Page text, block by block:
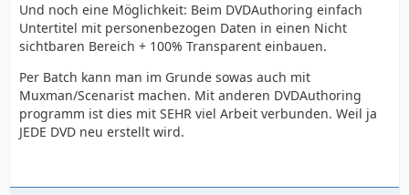
Und noch eine Möglichkeit: Beim DVDAuthoring einfach
Untertitel mit personenbezogen Daten in einen Nicht
sichtbaren Bereich + 100% Transparent einbauen.
Per Batch kann man im Grunde sowas auch mit
Muxman/Scenarist machen. Mit anderen DVDAuthoring
programm ist dies mit SEHR viel Arbeit verbunden. Weil ja
JEDE DVD neu erstellt wird.